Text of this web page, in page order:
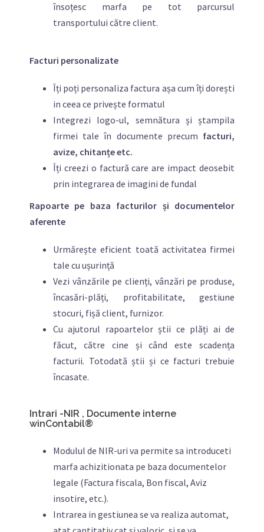
însoțesc marfa pe tot parcursul
transportului către client.
Facturi personalizate
Îți poți personaliza factura așa cum îți dorești
in ceea ce privește formatul
Integrezi logo-ul, semnătura și ștampila
firmei tale în documente precum facturi,
avize, chitanțe etc.
Îți creezi o factură care are impact deosebit
prin integrarea de imagini de fundal
Rapoarte pe baza facturilor și documentelor
aferente
Urmărește eficient toată activitatea firmei
tale cu ușurință
Vezi vânzările pe clienți, vânzări pe produse,
încasări-plăți, profitabilitate, gestiune
stocuri, fișă client, furnizor.
Cu ajutorul rapoartelor știi ce plăți ai de
făcut, către cine și când este scadența
facturii. Totodată știi și ce facturi trebuie
încasate.
Intrari -NIR , Documente interne
winContabil®
Modulul de NIR-uri va permite sa introduceti
marfa achizitionata pe baza documentelor
legale (Factura fiscala, Bon fiscal, Aviz
insotire, etc.).
Intrarea in gestiunea se va realiza automat,